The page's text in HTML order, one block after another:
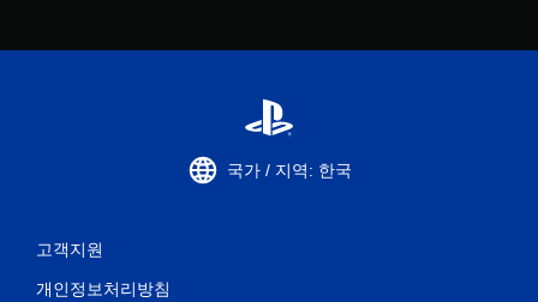
국가 / 지역: 한국
고객지원
개인정보처리방침